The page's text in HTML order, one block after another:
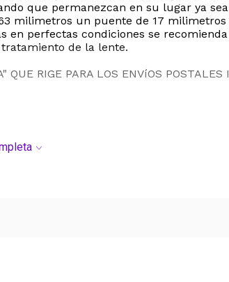
que permanezcan en su lugar ya
milimetros un puente de 17
perfectas condiciones se
de la lente.
QUE RIGE PARA LOS ENVíOS